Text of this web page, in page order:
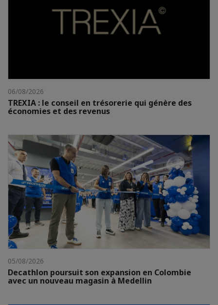
06/08/2026
TREXIA : le conseil en trésorerie qui génère des
économies et des revenus
05/08/2026
Decathlon poursuit son expansion en Colombie
avec un nouveau magasin à Medellin